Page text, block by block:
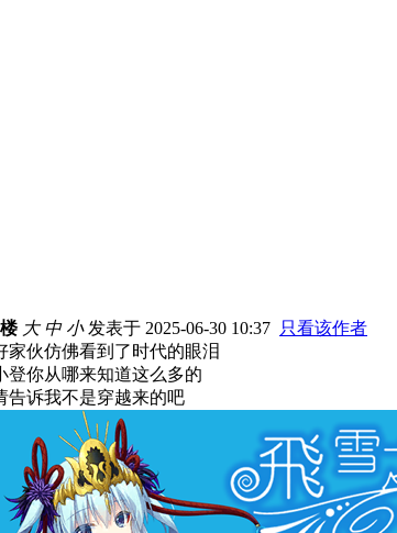
大 中 小发表于 2025-06-30 10:37 只看该作者
家伙仿佛看到了时代的眼泪
登你从哪来知道这么多的
告诉我不是穿越来的吧